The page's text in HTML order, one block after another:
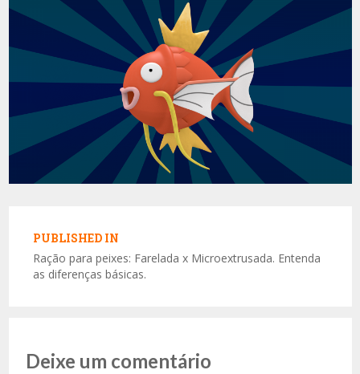
de
Post
PUBLISHED IN
Ração para peixes: Farelada x Microextrusada. Entenda
as diferenças básicas.
Deixe um comentário